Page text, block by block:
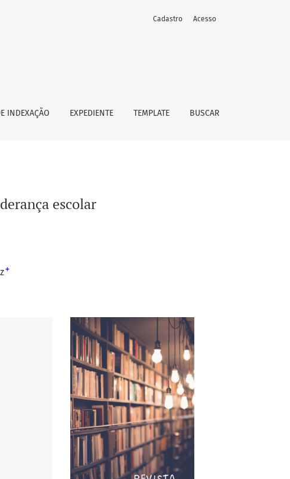
INDEXAÇÃO EXPEDIENTE TEMPLATE BUSCAR
Cadastro Acesso
escolar
+